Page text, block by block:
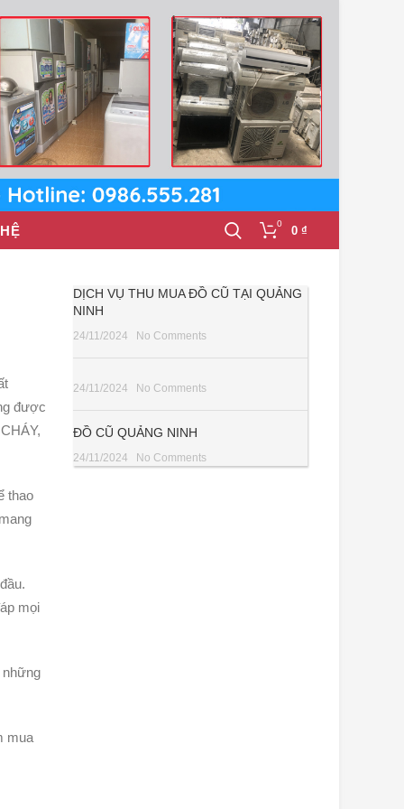
0 0 ₫
được
thao
mọi
những
mua
DỊCH VỤ THU MUA ĐỒ CŨ TẠI QUẢNG
NINH
24/11/2024 No Comments
24/11/2024 No Comments
ĐỒ CŨ QUẢNG NINH
24/11/2024 No Comments